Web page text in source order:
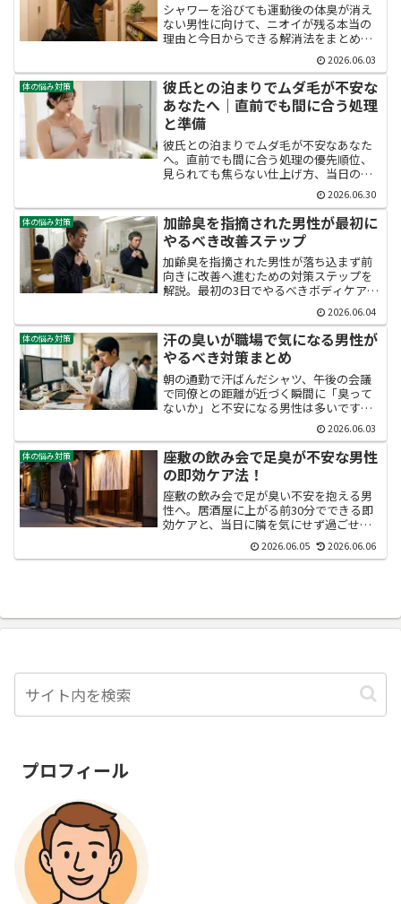
シャワーを浴びても運動後の体臭が消え
ない男性に向けて、ニオイが残る本当の
理由と今日からできる解消法をまとめま
した。汗と皮脂と雑菌の関係、男性ホル
モンの影響、食事と生活習慣の見直しま
で、20代男性が自信を取り戻すための具
体策を網羅。「男性 運動後 体臭 臭い 消
えない 理由」を一気に解決します。
2026.06.03
体の悩み対策
彼氏との泊まりでムダ毛が不安な
あなたへ｜直前でも間に合う処理
と準備
彼氏との泊まりでムダ毛が不安なあなた
へ。直前でも間に合う処理の優先順位、
見られても焦らない仕上げ方、当日の自
信を取り戻す準備をまとめました。何を
どこまで処理すべきか迷う方に向けて、
肌を傷めない手順と心の整え方まで具体
的にお伝えします。
2026.06.30
体の悩み対策
加齢臭を指摘された男性が最初に
やるべき改善ステップ
加齢臭を指摘された男性が落ち込まず前
向きに改善へ進むための対策ステップを
解説。最初の3日でやるべきボディケア・
枕ケア・デオドラント活用から、1週間後
の食事と衣服の見直し、家族との向き合
い方まで網羅。40代から始める実践的な
改善法で、自信と信頼を取り戻す方法を
わかりやすくお伝えします。
2026.06.04
体の悩み対策
汗の臭いが職場で気になる男性が
やるべき対策まとめ
朝の通勤で汗ばんだシャツ、午後の会議
で同僚との距離が近づく瞬間に「臭って
ないか」と不安になる男性は多いです。
本記事では汗の臭いが職場で気になる男
性向けに、原因の見極め方と今日から実
践できる対策、午後まで持続させる正し
いケア手順をまとめて解説します。
2026.06.03
体の悩み対策
座敷の飲み会で足臭が不安な男性
の即効ケア法！
座敷の飲み会で足が臭い不安を抱える男
性へ。居酒屋に上がる前30分でできる即
効ケアと、当日に隣を気にせず過ごせる
実践テクニックを徹底解説。靴下選びや
日常習慣まで、足臭を根本から断つ方法
2026.06.05 2026.06.06
プロフィール